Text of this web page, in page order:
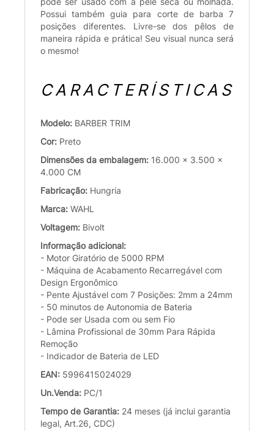
Possui também guia para corte de barba 7
posições diferentes. Livre-se dos pêlos de
maneira rápida e prática! Seu visual nunca será
o mesmo!
CARACTERÍSTICAS
Modelo: BARBER TRIM
Cor: Preto
Dimensões da embalagem: 16.000 x 3.500 x
4.000 CM
Fabricação: Hungria
Marca: WAHL
Voltagem: Bivolt
Informação adicional:
- Motor Giratório de 5000 RPM
- Máquina de Acabamento Recarregável com
Design Ergonômico
- Pente Ajustável com 7 Posições: 2mm a 24mm
- 50 minutos de Autonomia de Bateria
- Pode ser Usada com ou sem Fio
- Lâmina Profissional de 30mm Para Rápida
Remoção
- Indicador de Bateria de LED
EAN: 5996415024029
Un.Venda: PC/1
Tempo de Garantia: 24 meses (já inclui garantia
legal, Art.26, CDC)